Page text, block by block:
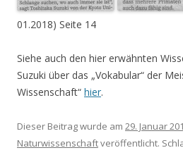
01.2018) Seite 14
Siehe auch den hier erwähnten
Suzuki über das „Vokabular“ der
Wissenschaft“ hier.
Dieser Beitrag wurde am 29. Januar
Naturwissenschaftveröffentlicht.